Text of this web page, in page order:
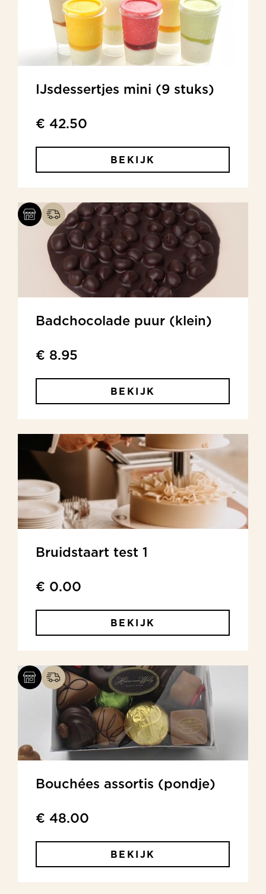
IJsdessertjes mini (9 stuks)
€ 42.50
BEKIJK
Badchocolade puur (klein)
€ 8.95
BEKIJK
Bruidstaart test 1
€ 0.00
BEKIJK
Bouchées assortis (pondje)
€ 48.00
BEKIJK